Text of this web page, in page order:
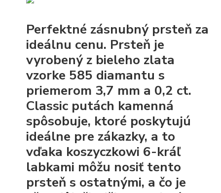
Perfektné zásnubný prsteň za
ideálnu cenu. Prsteň je
vyrobený z bieleho zlata
vzorke 585 diamantu s
priemerom 3,7 mm a 0,2 ct.
Classic putách kamenná
spôsobuje, ktoré poskytujú
ideálne pre zákazky, a to
vďaka koszyczkowi 6-kráľ
labkami môžu nosiť tento
prsteň s ostatnými, a čo je